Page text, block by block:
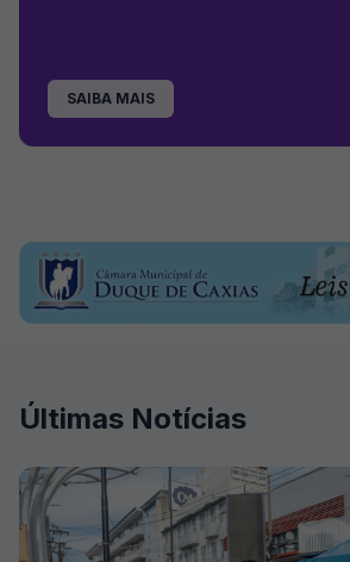
SAIBA MAIS
Últimas Notícias